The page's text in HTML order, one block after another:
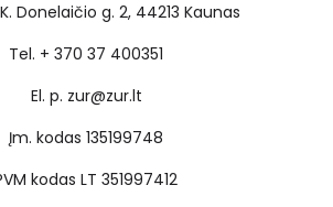
Donelaičio g. 2, 44213 Kaunas
Tel. + 370 37 400351
El. p. zur@zur.lt
Įm. kodas 135199748
kodas LT 351997412